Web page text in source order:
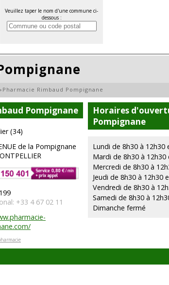
Veuillez taper le nom d'une commune ci-
dessous :
» Pharmacie Rimbaud Pompignane
Pompignane
(34)
de la Pompignane
+33 4 67 02 11
Horaires
Pompignane
Lundi de 8h30 à 12h30
Mardi de 8h30 à
Mercredi de 8h30 à
Jeudi de 8h30 à 12h30
Vendredi de 8h30 à
Samedi de 8h30 à
Dimanche fermé